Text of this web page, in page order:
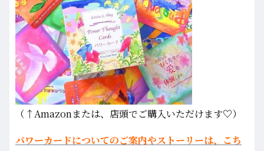
（↑Amazonまたは、店頭でご購入いただけます♡）
パワーカードについてのご案内やストーリーは、こち